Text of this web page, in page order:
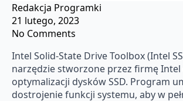
Redakcja Programki
21 lutego, 2023
No Comments
Intel Solid-State Drive Toolbox (Intel
narzędzie stworzone przez firmę Intel
optymalizacji dysków SSD. Program
dostrojenie funkcji systemu, aby w